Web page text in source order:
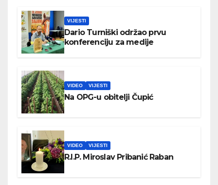
VIJESTI
Dario Turniški održao prvu
konferenciju za medije
VIDEO VIJESTI
Na OPG-u obitelji Čupić
VIDEO VIJESTI
R.I.P. Miroslav Pribanić Raban